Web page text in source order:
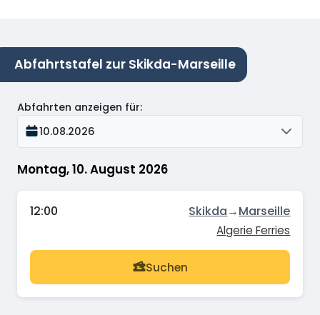
Abfahrtstafel zur Skikda-Marseille
Montag, 10. August 2026
Abfahrten anzeigen für:
10.08.2026
12:00 Skikda→Marseille
Algerie Ferries
Suchen